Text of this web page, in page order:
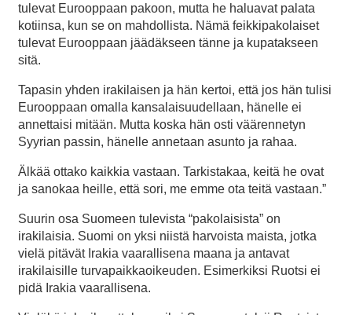
tulevat Eurooppaan pakoon, mutta he haluavat palata
kotiinsa, kun se on mahdollista. Nämä feikkipakolaiset
tulevat Eurooppaan jäädäkseen tänne ja kupatakseen
sitä.
Tapasin yhden irakilaisen ja hän kertoi, että jos hän tulisi
Eurooppaan omalla kansalaisuudellaan, hänelle ei
annettaisi mitään. Mutta koska hän osti väärennetyn
Syyrian passin, hänelle annetaan asunto ja rahaa.
Älkää ottako kaikkia vastaan. Tarkistakaa, keitä he ovat
ja sanokaa heille, että sori, me emme ota teitä vastaan.”
Suurin osa Suomeen tulevista “pakolaisista” on
irakilaisia. Suomi on yksi niistä harvoista maista, jotka
vielä pitävät Irakia vaarallisena maana ja antavat
irakilaisille turvapaikkaoikeuden. Esimerkiksi Ruotsi ei
pidä Irakia vaarallisena.